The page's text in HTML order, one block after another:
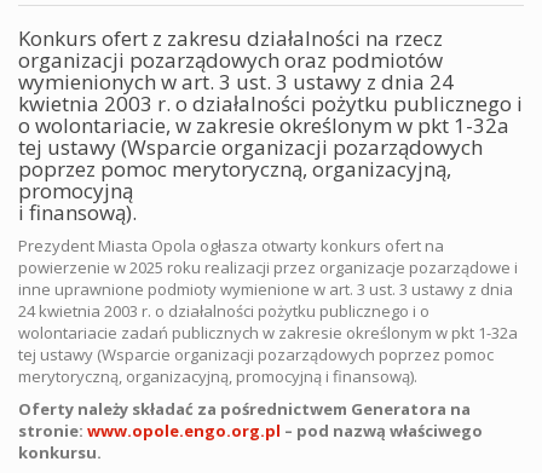
Konkurs ofert z zakresu działalności na rzecz
organizacji pozarządowych oraz podmiotów
wymienionych w art. 3 ust. 3 ustawy z dnia 24
kwietnia 2003 r. o działalności pożytku publicznego i
o wolontariacie, w zakresie określonym w pkt 1-32a
tej ustawy (Wsparcie organizacji pozarządowych
poprzez pomoc merytoryczną, organizacyjną,
promocyjną
i finansową).
Prezydent Miasta Opola ogłasza otwarty konkurs ofert na
powierzenie w 2025 roku realizacji przez organizacje pozarządowe i
inne uprawnione podmioty wymienione w art. 3 ust. 3 ustawy z dnia
24 kwietnia 2003 r. o działalności pożytku publicznego i o
wolontariacie zadań publicznych w zakresie określonym w pkt 1-32a
tej ustawy (Wsparcie organizacji pozarządowych poprzez pomoc
merytoryczną, organizacyjną, promocyjną i finansową).
Oferty należy składać za pośrednictwem Generatora na
stronie: www.opole.engo.org.pl – pod nazwą właściwego
konkursu.